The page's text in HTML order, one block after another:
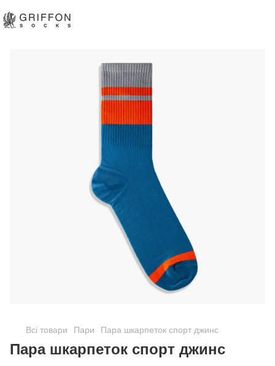
Всі товари Пари Пара шкарпеток спорт джинс
Пара шкарпеток спорт джинс